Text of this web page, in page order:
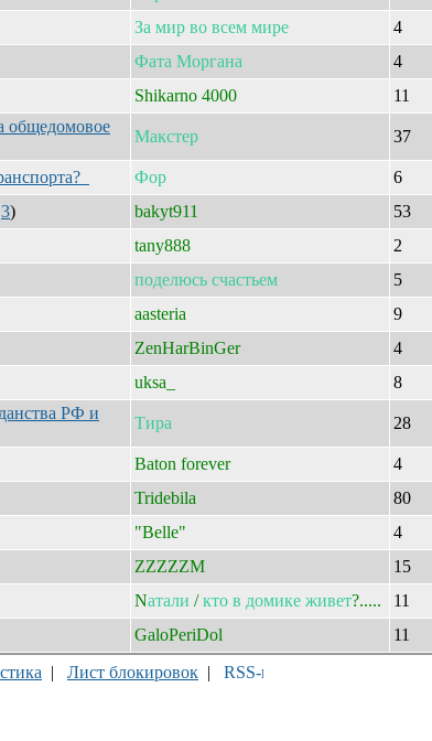
За мир во всем мире 4
Фата Моргана 4
Shikarno 4000 11
общедомовое
Макстер 37
Фор 6
3) bakyt911 53
tany888 2
поделюсь счастьем 5
aasteria 9
ZenHarBinGer 4
uksa_ 8
РФ и
Тира 28
Baton forever 4
Tridebila 80
"Belle" 4
ZZZZZM 15
Nатали /кто в домике живет?..... 11
GaloPeriDol 11
| Лист блокировок |